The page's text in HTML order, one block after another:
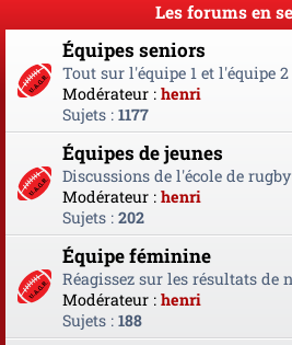
Les forums en
Équipes seniors
Tout sur l'équipe 1 et l'équipe 2
Modérateur : henri
Sujets : 1177
Équipes de jeunes
Discussions de l'école de
Modérateur : henri
Sujets : 202
Équipe féminine
Réagissez sur les résultats de
Modérateur : henri
Sujets : 188